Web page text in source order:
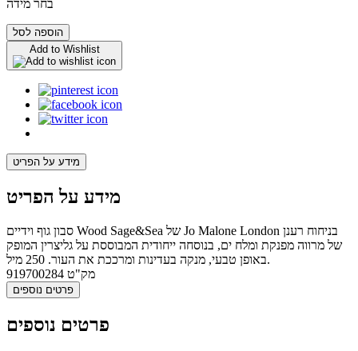
בחר מידה
הוספה לסל
Add to Wishlist
מידע על הפריט
מידע על הפריט
סבון גוף וידיים Wood Sage&Sea של Jo Malone London בניחוח רענן
של מרווה מפנקת ומלח ים, בנוסחה ייחודית המבוססת על גליצרין המופק
באופן טבעי, מנקה בעדינות ומרככת את העור. 250 מיל.
מק"ט 919700284
פרטים נוספים
פרטים נוספים